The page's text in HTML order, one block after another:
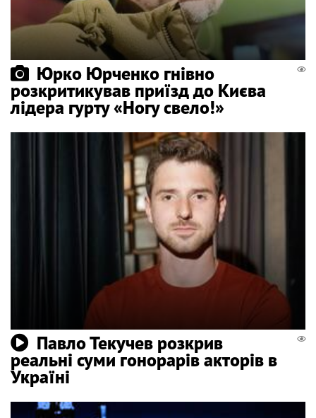
Юрко Юрченко гнівно
розкритикував приїзд до Києва
лідера гурту «Ногу свело!»
Павло Текучев розкрив
реальні суми гонорарів акторів в
Україні